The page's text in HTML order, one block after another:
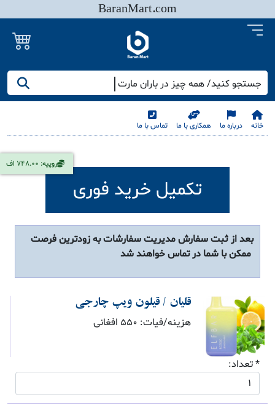
BaranMart.com
جستجو کنید/ همه چیز در باران مارت
خانه درباره ما همکاری با ما تماس با ما
روپیه: 748.00 اف
تکمیل خرید فوری
بعد از ثبت سفارش مدیریت سفارشات به زودترین فرصت
ممکن با شما در تماس خواهند شد
قلیان / قیلون ویپ چارجی
هزینه/فیات: 550 افغانی
* تعداد: